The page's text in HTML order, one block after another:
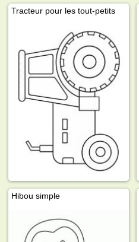
Tracteur pour les tout-petits
Hibou simple